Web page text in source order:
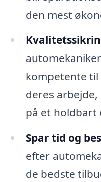
den mest
kompetente
deres
på et holdbart
Spar tid og
efter
de bedste